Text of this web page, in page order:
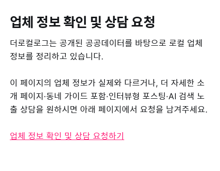
업체 정보 확인 및 상담 요청
더로컬로그는 공개된 공공데이터를 바탕으로 로컬 업체
정보를 정리하고 있습니다.
이 페이지의 업체 정보가 실제와 다르거나, 더 자세한 소
개 페이지·동네 가이드 포함·인터뷰형 포스팅·AI 검색 노
출 상담을 원하시면 아래 페이지에서 요청을 남겨주세요.
업체 정보 확인 및 상담 요청하기